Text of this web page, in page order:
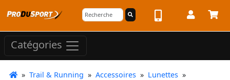
Catégories
» Trail & Running » Accessoires » Lunettes »